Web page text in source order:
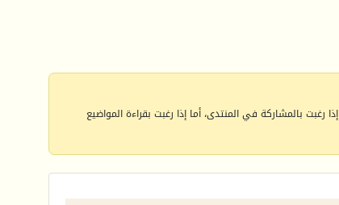
إذا رغبت بالمشاركة في المنتدى، أما إذا رغبت بقراءة المواضيع